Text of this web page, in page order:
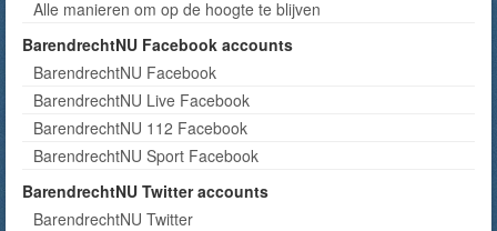
Alle manieren om op de hoogte te blijven
BarendrechtNU Facebook accounts
BarendrechtNU Facebook
BarendrechtNU Live Facebook
BarendrechtNU 112 Facebook
BarendrechtNU Sport Facebook
BarendrechtNU Twitter accounts
BarendrechtNU Twitter